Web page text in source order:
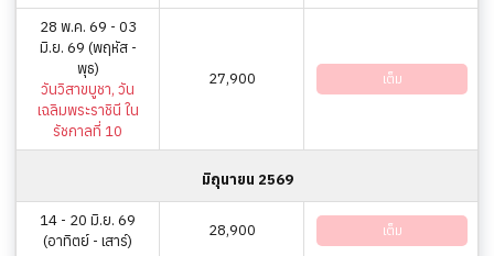
28 พ.ค. 69 - 03
มิ.ย. 69 (พฤหัส -
พุธ)
วันวิสาขบูชา, วัน
เฉลิมพระราชินี ใน
รัชกาลที่ 10
27,900 เต็ม
มิถุนายน 2569
14 - 20 มิ.ย. 69
(อาทิตย์ - เสาร์)
28,900 เต็ม